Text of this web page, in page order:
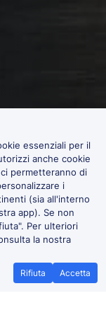
essenziali per il
anche cookie
permetteranno di
i
(sia all'interno
app). Se non
Per ulteriori
la nostra
Rifiuta Accetta